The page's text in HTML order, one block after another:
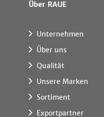
Über RAUE
Unternehmen
Über uns
Qualität
Unsere Marken
Sortiment
Exportpartner